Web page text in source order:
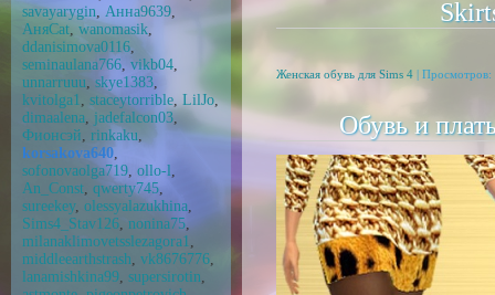
savayarygin, Анна9639,
АняCat, wanomasik,
ddanisimova0116,
seminaulana766, vikb04,
unnarruuu, skye1383,
kvitolga1, staceytorrible, LilJo,
dimaalena, jadefalcon03,
Фионсэй, rinkaku,
korsakova640,
sofonovaolga719, ollo-l,
An_Const, qwerty745,
sureekey, olessyalazukhina,
Sims4_Stav126, nonina75,
milanaklimovetsslezagora1,
middleearthstrash, vk8676776,
lanamishkina99, supersirotin,
Женская обувь для Sims 4| Просмотров:
Обувь и